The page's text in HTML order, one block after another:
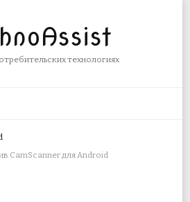
технологиях
CamScanner для Android